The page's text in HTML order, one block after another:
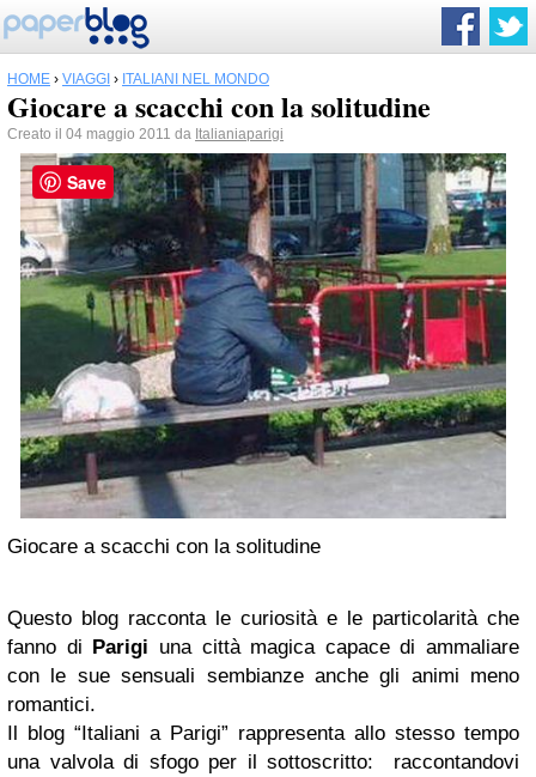
HOME › VIAGGI › ITALIANI NEL MONDO
Giocare a scacchi con la solitudine
Creato il 04 maggio 2011 da Italianiaparigi
Giocare a scacchi con la solitudine
Questo blog racconta le curiosità e le particolarità che
fanno di Parigi una città magica capace di ammaliare
con le sue sensuali sembianze anche gli animi meno
romantici.
Il blog “Italiani a Parigi” rappresenta allo stesso tempo
una valvola di sfogo per il sottoscritto: raccontandovi
Save